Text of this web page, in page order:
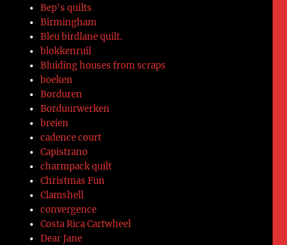
Bep's quilts
Birmingham
Bleu birdlane quilt.
blokkenruil
Bluiding houses from scraps
boeken
Borduren
Borduurwerken
breien
cadence court
Capistrano
charmpack quilt
Christmas Fun
Clamshell
convergence
Costa Rica Cartwheel
Dear Jane